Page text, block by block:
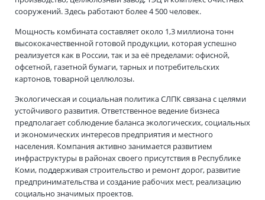
сооружений. Здесь работают более 4 500 человек.
Мощность комбината составляет около 1,3 миллиона тонн
высококачественной готовой продукции, которая успешно
реализуется как в России, так и за её пределами: офисной,
офсетной, газетной бумаги, тарных и потребительских
картонов, товарной целлюлозы.
Экологическая и социальная политика СЛПК связана с целями
устойчивого развития. Ответственное ведение бизнеса
предполагает соблюдение баланса экологических, социальных
и экономических интересов предприятия и местного
населения. Компания активно занимается развитием
инфраструктуры в районах своего присутствия в Республике
Коми, поддерживая строительство и ремонт дорог, развитие
предпринимательства и создание рабочих мест, реализацию
социально значимых проектов.